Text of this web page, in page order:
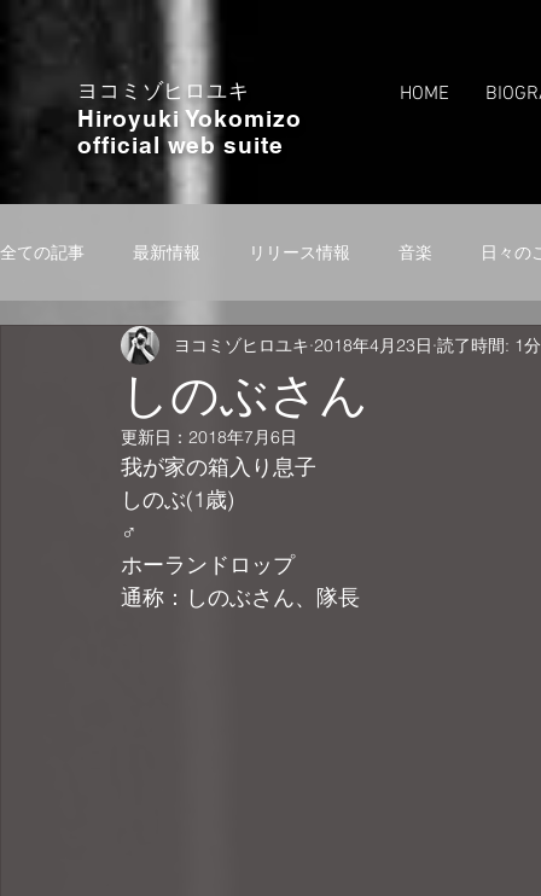
ヨコミゾヒロユキ
Hiroyuki Yokomizo
official web suite
HOME
全ての記事 最新情報 リリース情報 音楽 日々の
食 クラッシュマントリオ カメラ 旅
しのぶさん
ヨコミゾヒロユキ 2018年4月23日 読了時間: 1分
更新日： 2018年7月6日
我が家の箱入り息子
しのぶ(1歳)
♂
ホーランドロップ
通称：しのぶさん、隊長